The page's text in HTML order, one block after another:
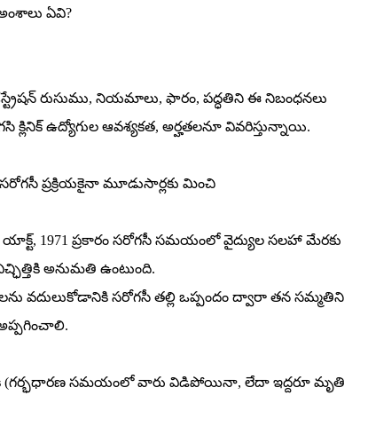
ఏవి?
రుసుము, నియమాలు, ఫారం, పద్ధతిని ఈ నిబంధనలు
ఉద్యోగుల ఆవశ్యకత, అర్హతలనూ వివరిస్తున్నాయి.
ప్రక్రియకైనా మూడుసార్లకు మించి
యాక్ట్‌, 1971 ప్రకారం సరోగసీ సమయంలో వైద్యుల సలహా మేరకు
అనుమతి ఉంటుంది.
వదులుకోడానికి సరోగసీ తల్లి ఒప్పందం ద్వారా తన సమ్మతిని
(గర్భధారణ సమయంలో వారు విడిపోయినా, లేదా ఇద్దరూ మృతి